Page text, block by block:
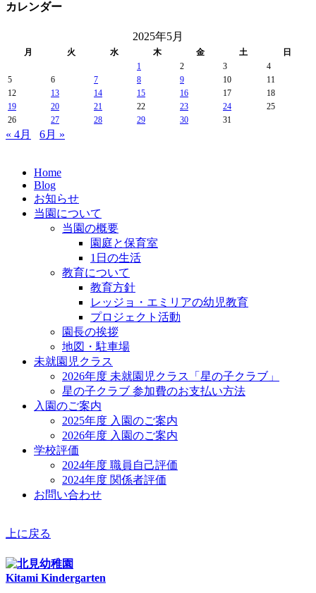
カレンダー
2025年5月
月 火 水 木 金 土
日
1
2 3
4
5
6 7 8 9 10
11
12
13 14 15 16 17
18
19
20 21 22 23 24
25
26
27 28 29 30 31
« 4月 6月 »
Home
Blog
お知らせ
当園について
当園の概要
園庭と保育室
1日の生活
教育について
教育方針
レッジョ・エミリアの幼児教育
プロジェクト活動
園長の挨拶
地図・駐車場
未就園児クラス
2026年度 未就園児クラス「星の子クラブ」
星の子クラブ 参加費のお支払い方法
入園のご案内
2025年度 入園のご案内
2026年度 入園のご案内
学校評価
2024年度 職員自己評価
2024年度 関係者評価
お問い合わせ
上に戻る
Kitami Kindergarten